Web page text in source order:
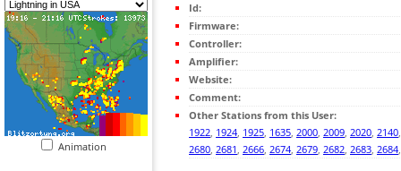
Animation
Id:
Firmware:
Controller:
Amplifier:
Website:
Comment:
Other Stations from this User:
1922, 1924, 1925, 1635, 2000, 2009, 2020, 2140
2680, 2681, 2666, 2674, 2679, 2682, 2683, 2684